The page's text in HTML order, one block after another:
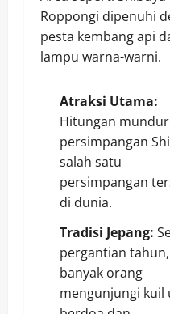
Roppongi dipenuhi
pesta kembang api
lampu warna-warni.
Atraksi Utama:
Hitungan
persimpangan
salah satu
persimpangan
di dunia.
Tradisi Jepang:
pergantian tahun,
banyak orang
mengunjungi kuil